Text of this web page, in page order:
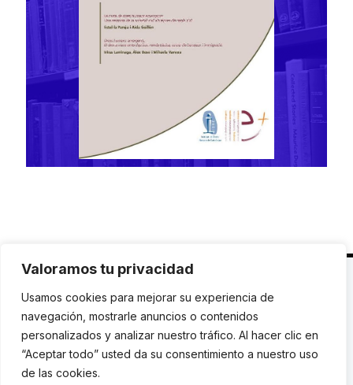
Valoramos tu privacidad
Usamos cookies para mejorar su experiencia de
navegación, mostrarle anuncios o contenidos
personalizados y analizar nuestro tráfico. Al hacer clic en
“Aceptar todo” usted da su consentimiento a nuestro uso
de las cookies.
C. Avinyó 44, 2n | 08002 Barcelona |
T.: +34 93
119 03 72|institut@idhc.org
© Institut de Drets Humans de Catalunya.